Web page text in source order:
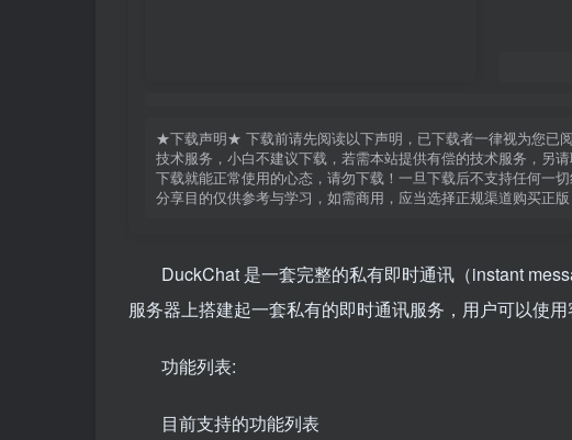
★下载声明★ 下载前请先阅读以下声明，已下载者一律视为您已
技术服务，小白不建议下载，若需本站提供有偿的技术服务，另
下载就能正常使用的心态，请勿下载！一旦下载后不支持任何一
分享目的仅供参考与学习，如需商用，应当选择正规渠道购买正
DuckChat 是一套完整的私有即时通讯（instant
服务器上搭建起一套私有的即时通讯服务，用户可以使
功能列表:
目前支持的功能列表